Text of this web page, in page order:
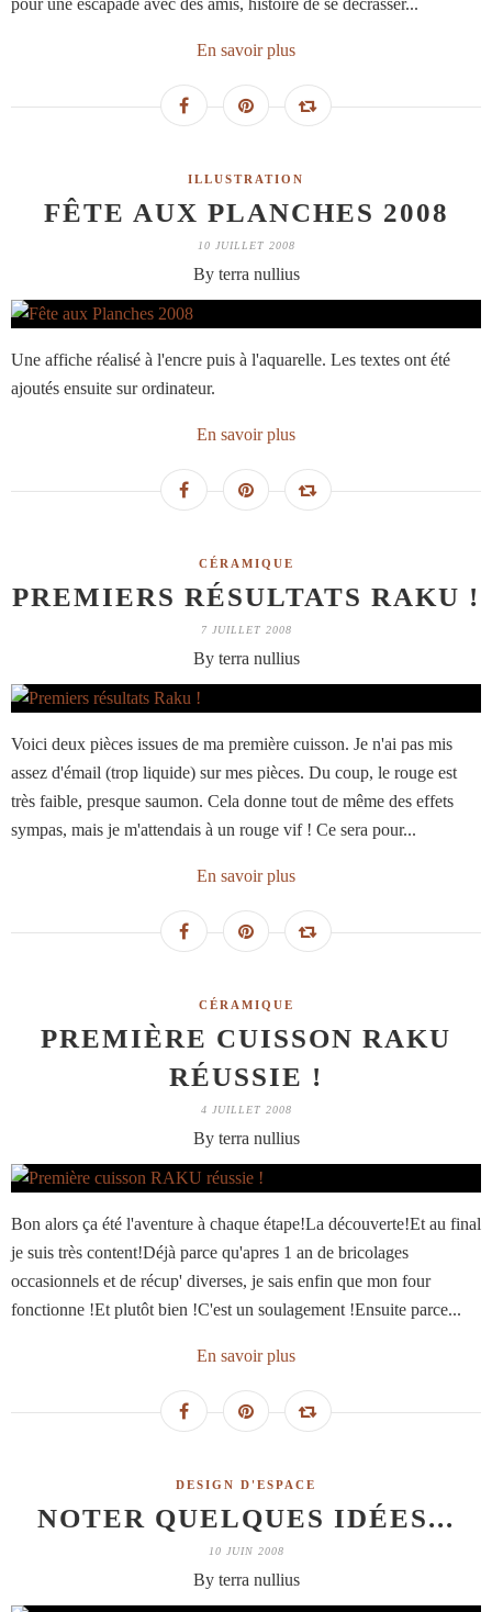
pour une escapade avec des amis, histoire de se décrasser...
En savoir plus
ILLUSTRATION
FÊTE AUX PLANCHES 2008
10 JUILLET 2008
By terra nullius
Une affiche réalisé à l'encre puis à l'aquarelle. Les textes ont été
ajoutés ensuite sur ordinateur.
En savoir plus
CÉRAMIQUE
PREMIERS RÉSULTATS RAKU !
7 JUILLET 2008
By terra nullius
Voici deux pièces issues de ma première cuisson. Je n'ai pas mis
assez d'émail (trop liquide) sur mes pièces. Du coup, le rouge est
très faible, presque saumon. Cela donne tout de même des effets
sympas, mais je m'attendais à un rouge vif ! Ce sera pour...
En savoir plus
CÉRAMIQUE
PREMIÈRE CUISSON RAKU
RÉUSSIE !
4 JUILLET 2008
By terra nullius
Bon alors ça été l'aventure à chaque étape!La découverte!Et au final
je suis très content!Déjà parce qu'apres 1 an de bricolages
occasionnels et de récup' diverses, je sais enfin que mon four
fonctionne !Et plutôt bien !C'est un soulagement !Ensuite parce...
En savoir plus
DESIGN D'ESPACE
NOTER QUELQUES IDÉES...
10 JUIN 2008
By terra nullius